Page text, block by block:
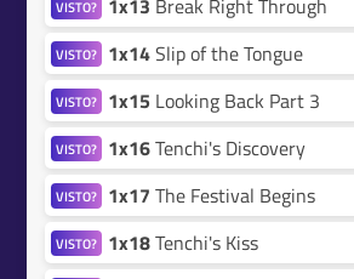
VISTO? 1x13 Break Right Through
VISTO? 1x14Slip of the Tongue
VISTO? 1x15 Looking Back Part 3
VISTO? 1x16Tenchi's Discovery
VISTO? 1x17 The Festival Begins
VISTO? 1x18Tenchi's Kiss